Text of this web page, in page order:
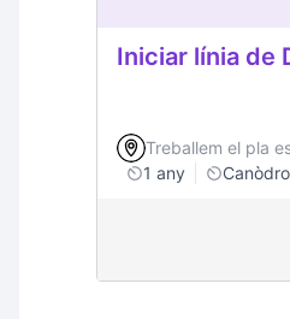
Iniciar línia de
Treballem el pla
1 any